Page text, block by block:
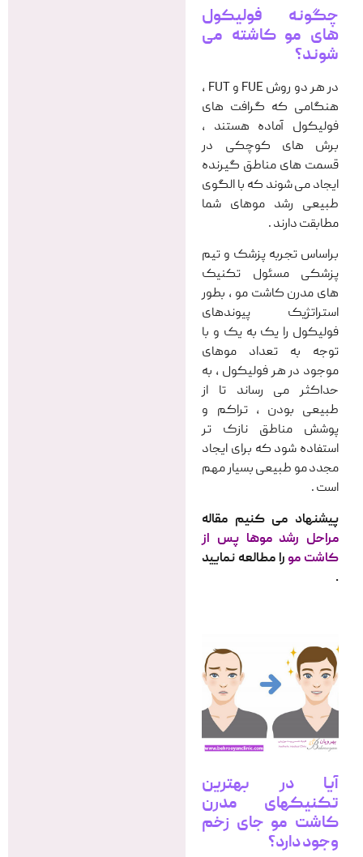
چگونه فولیکول
های مو کاشته می
شوند؟
در هر دو روش FUE و FUT ،
هنگامی که گرافت های
فولیکول آماده هستند ،
برش های کوچکی در
قسمت های مناطق گیرنده
ایجاد می شوند که با الگوی
طبیعی رشد موهای شما
مطابقت دارند .
براساس تجربه پزشک و تیم
پزشکی مسئول تکنیک
های مدرن کاشت مو ، بطور
استراتژیک پیوندهای
فولیکول را یک به یک و با
توجه به تعداد موهای
موجود در هر فولیکول ، به
حداکثر می رساند تا از
طبیعی بودن ، تراکم و
پوشش مناطق نازک تر
استفاده شود که برای ایجاد
مجدد مو طبیعی بسیار مهم
است .
پیشنهاد می کنیم مقاله
مراحل رشد موها پس از
کاشت مورا مطالعه نمایید
.
آیا در بهترین
تکنیکهای مدرن
کاشت مو جای زخم
وجود دارد؟